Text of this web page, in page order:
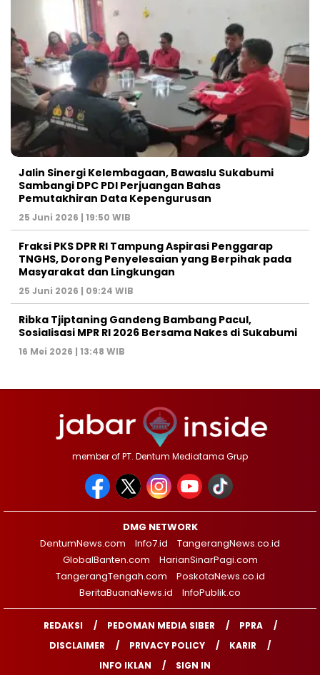
Jalin Sinergi Kelembagaan, Bawaslu Sukabumi
Sambangi DPC PDI Perjuangan Bahas
Pemutakhiran Data Kepengurusan
25 Juni 2026 | 19:50 WIB
‎Fraksi PKS DPR RI Tampung Aspirasi Penggarap
TNGHS, Dorong Penyelesaian yang Berpihak pada
Masyarakat dan Lingkungan‎
25 Juni 2026 | 09:24 WIB
Ribka Tjiptaning Gandeng Bambang Pacul,
Sosialisasi MPR RI 2026 Bersama Nakes di Sukabumi
16 Mei 2026 | 13:48 WIB
member of PT. Dentum Mediatama Grup
DMG NETWORK
DentumNews.com
Info7.id
TangerangNews.co.id
GlobalBanten.com
HarianSinarPagi.com
TangerangTengah.com
PoskotaNews.co.id
BeritaBuanaNews.id
InfoPublik.co
REDAKSI PEDOMAN MEDIA SIBER
PPRA
DISCLAIMER
PRIVACY POLICY
KARIR
INFO IKLAN
SIGN IN